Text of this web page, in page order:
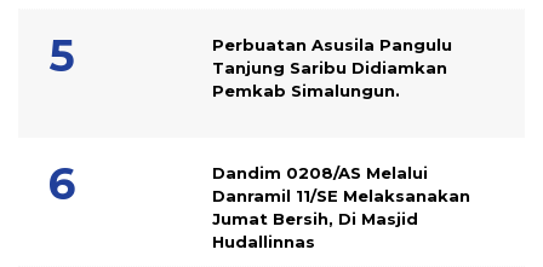
Perbuatan Asusila Pangulu
Tanjung Saribu Didiamkan
Pemkab Simalungun.
Dandim 0208/AS Melalui
Danramil 11/SE Melaksanakan
Jumat Bersih, Di Masjid
Hudallinnas